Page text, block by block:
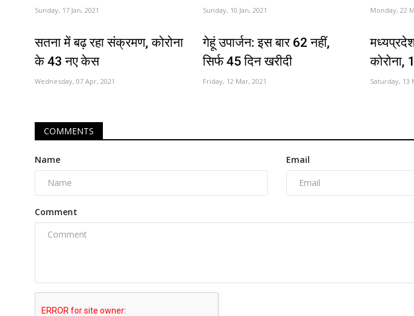
Sunday, 17 Jan, 2021 Sunday, 10 Jan, 2021 Monday, 22
सतना में बढ़ रहा संक्रमण, कोरोना
के 43 नए केस
Wednesday, 07 Apr, 2021
गेहूं उपार्जन: इस बार 62 नहीं,
सिर्फ 45 दिन खरीदी
Friday, 12 Mar, 2021
कोरोना,
Saturday, 13
COMMENTS
Name Email
Comment